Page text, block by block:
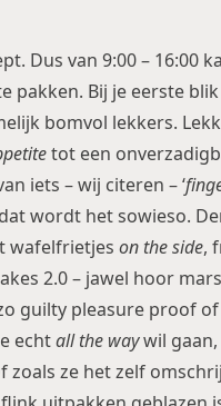
Dus van 9:00 – 16:00
pakken. Bij je eerste
bomvol lekkers.
tot een
iets – wij citeren – ‘
wordt het sowieso.
wafelfrietjes on the side,
2.0 – jawel hoor
guilty pleasure proof
echtall the waywil gaan,
zoals ze het zelf